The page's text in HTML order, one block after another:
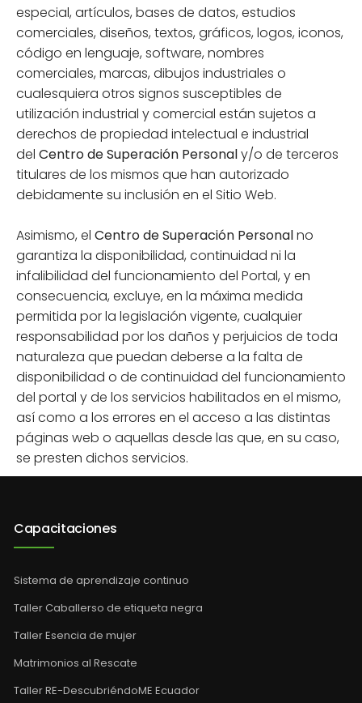
especial, artículos, bases de datos, estudios
comerciales, diseños, textos, gráficos, logos, iconos,
código en lenguaje, software, nombres
comerciales, marcas, dibujos industriales o
cualesquiera otros signos susceptibles de
utilización industrial y comercial están sujetos a
derechos de propiedad intelectual e industrial
del Centro de Superación Personaly/o de terceros
titulares de los mismos que han autorizado
debidamente su inclusión en el Sitio Web.
Asimismo, el Centro de Superación Personalno
garantiza la disponibilidad, continuidad ni la
infalibilidad del funcionamiento del Portal, y en
consecuencia, excluye, en la máxima medida
permitida por la legislación vigente, cualquier
responsabilidad por los daños y perjuicios de toda
naturaleza que puedan deberse a la falta de
disponibilidad o de continuidad del funcionamiento
del portal y de los servicios habilitados en el mismo,
así como a los errores en el acceso a las distintas
páginas web o aquellas desde las que, en su caso,
se presten dichos servicios.
Capacitaciones
Sistema de aprendizaje continuo
Taller Caballerso de etiqueta negra
Taller Esencia de mujer
Matrimonios al Rescate
Taller RE-DescubriéndoME Ecuador